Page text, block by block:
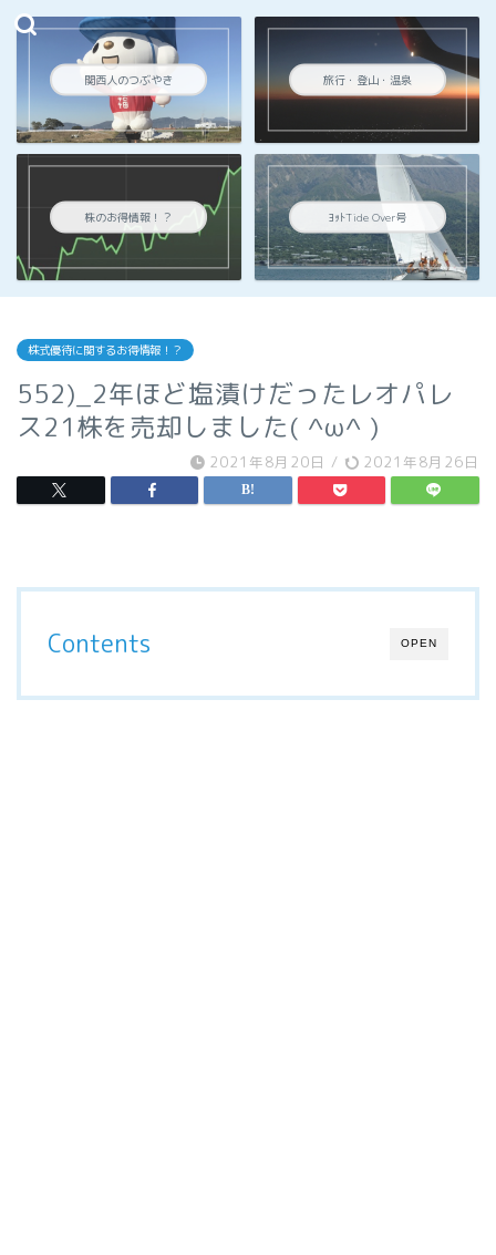
関西人のつぶやき 旅行・登山・温泉
株のお得情報！？ ﾖｯﾄTide Over号
株式優待に関するお得情報！？
552)_2年ほど塩漬けだったレオパレ
ス21株を売却しました( ^ω^ )
2021年8月20日 / 2021年8月26日
OPEN
Contents